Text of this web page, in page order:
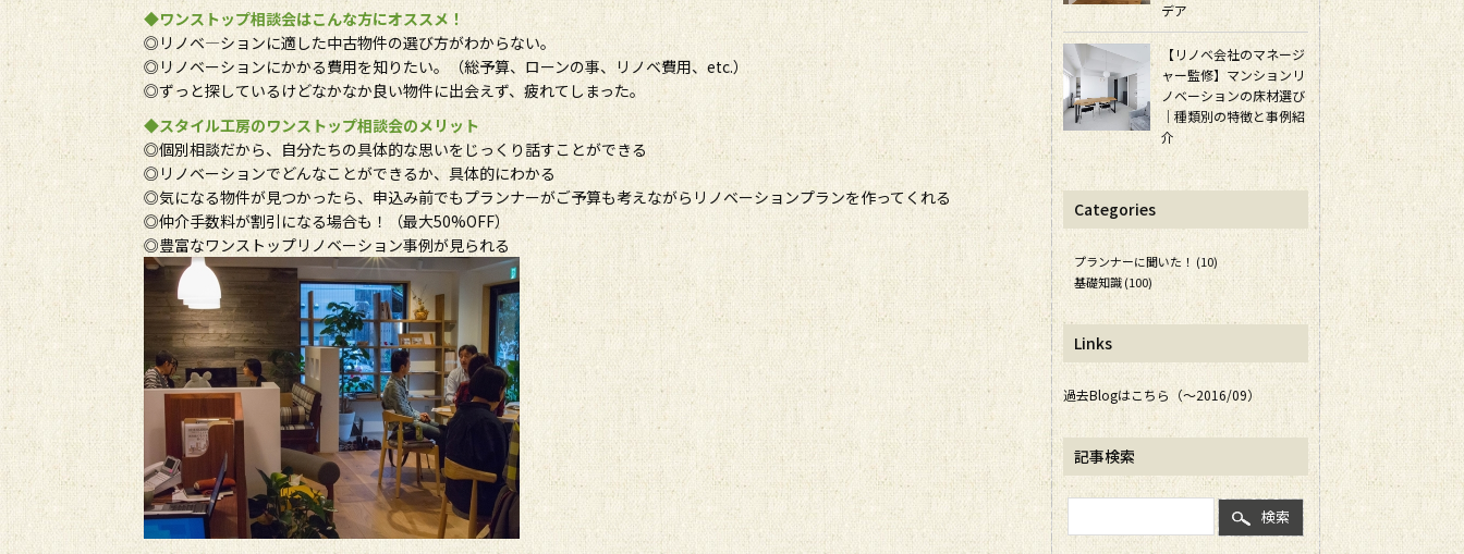
◆ワンストップ相談会はこんな方にオススメ！
◎リノベ―ションに適した中古物件の選び方がわからない。
◎リノベーションにかかる費用を知りたい。（総予算、ローンの事、リノベ費用、etc.）
◎ずっと探しているけどなかなか良い物件に出会えず、疲れてしまった。
◆スタイル工房のワンストップ相談会のメリット
◎個別相談だから、自分たちの具体的な思いをじっくり話すことができる
◎リノベーションでどんなことができるか、具体的にわかる
◎気になる物件が見つかったら、申込み前でもプランナーがご予算も考えながらリノベーションプランを作ってくれる
◎仲介手数料が割引になる場合も！（最大50%OFF）
◎豊富なワンストップリノベーション事例が見られる
デア
【リノベ会社のマネージ
ャー監修】マンションリ
ノベーションの床材選び
｜種類別の特徴と事例紹
介
Categories
プランナーに聞いた！ (10)
基礎知識 (100)
Links
過去Blogはこちら（～2016/09）
記事検索
検索